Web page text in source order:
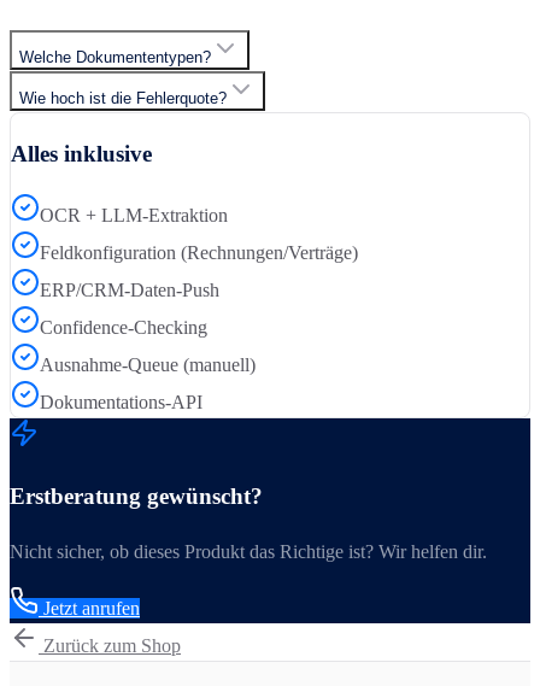
Welche Dokumententypen?
Wie hoch ist die Fehlerquote?
Alles inklusive
OCR + LLM-Extraktion
Feldkonfiguration (Rechnungen/Verträge)
ERP/CRM-Daten-Push
Confidence-Checking
Ausnahme-Queue (manuell)
Dokumentations-API
Erstberatung gewünscht?
Nicht sicher, ob dieses Produkt das Richtige ist? Wir helfen dir.
Jetzt anrufen
Zurück zum Shop